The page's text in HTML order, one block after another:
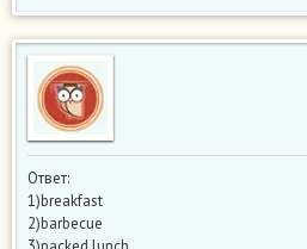
Ответ:
1)breakfast
2)barbecue